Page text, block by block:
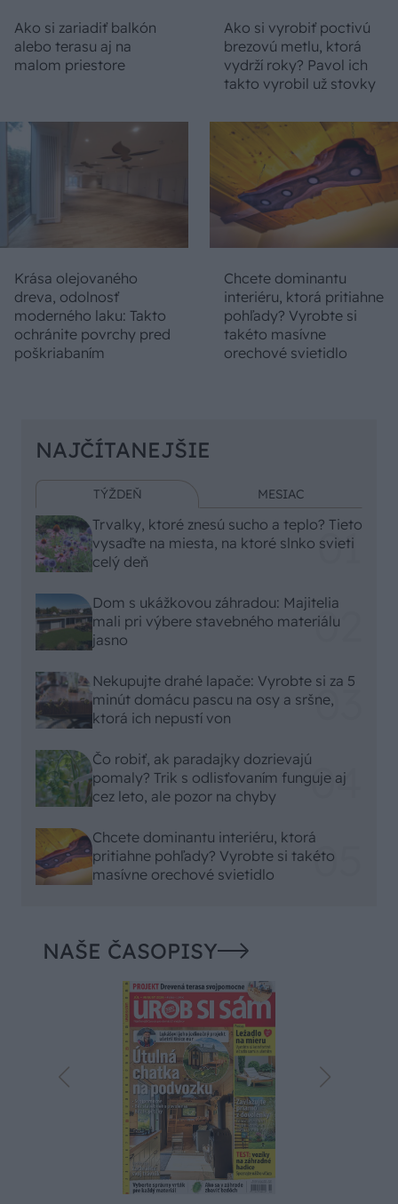
Ako si zariadiť balkón
alebo terasu aj na
malom priestore
Ako si vyrobiť poctivú
brezovú metlu, ktorá
vydrží roky? Pavol ich
takto vyrobil už stovky
Krása olejovaného
dreva, odolnosť
moderného laku: Takto
ochránite povrchy pred
poškriabaním
Chcete dominantu
interiéru, ktorá pritiahne
pohľady? Vyrobte si
takéto masívne
orechové svietidlo
NAJČÍTANEJŠIE
TÝŽDEŇ MESIAC
Trvalky, ktoré znesú sucho a teplo? Tieto
vysaďte na miesta, na ktoré slnko svieti
celý deň
Dom s ukážkovou záhradou: Majitelia
mali pri výbere stavebného materiálu
jasno
Nekupujte drahé lapače: Vyrobte si za 5
minút domácu pascu na osy a sršne,
ktorá ich nepustí von
Čo robiť, ak paradajky dozrievajú
pomaly? Trik s odlisťovaním funguje aj
cez leto, ale pozor na chyby
Chcete dominantu interiéru, ktorá
pritiahne pohľady? Vyrobte si takéto
masívne orechové svietidlo
NAŠE ČASOPISY